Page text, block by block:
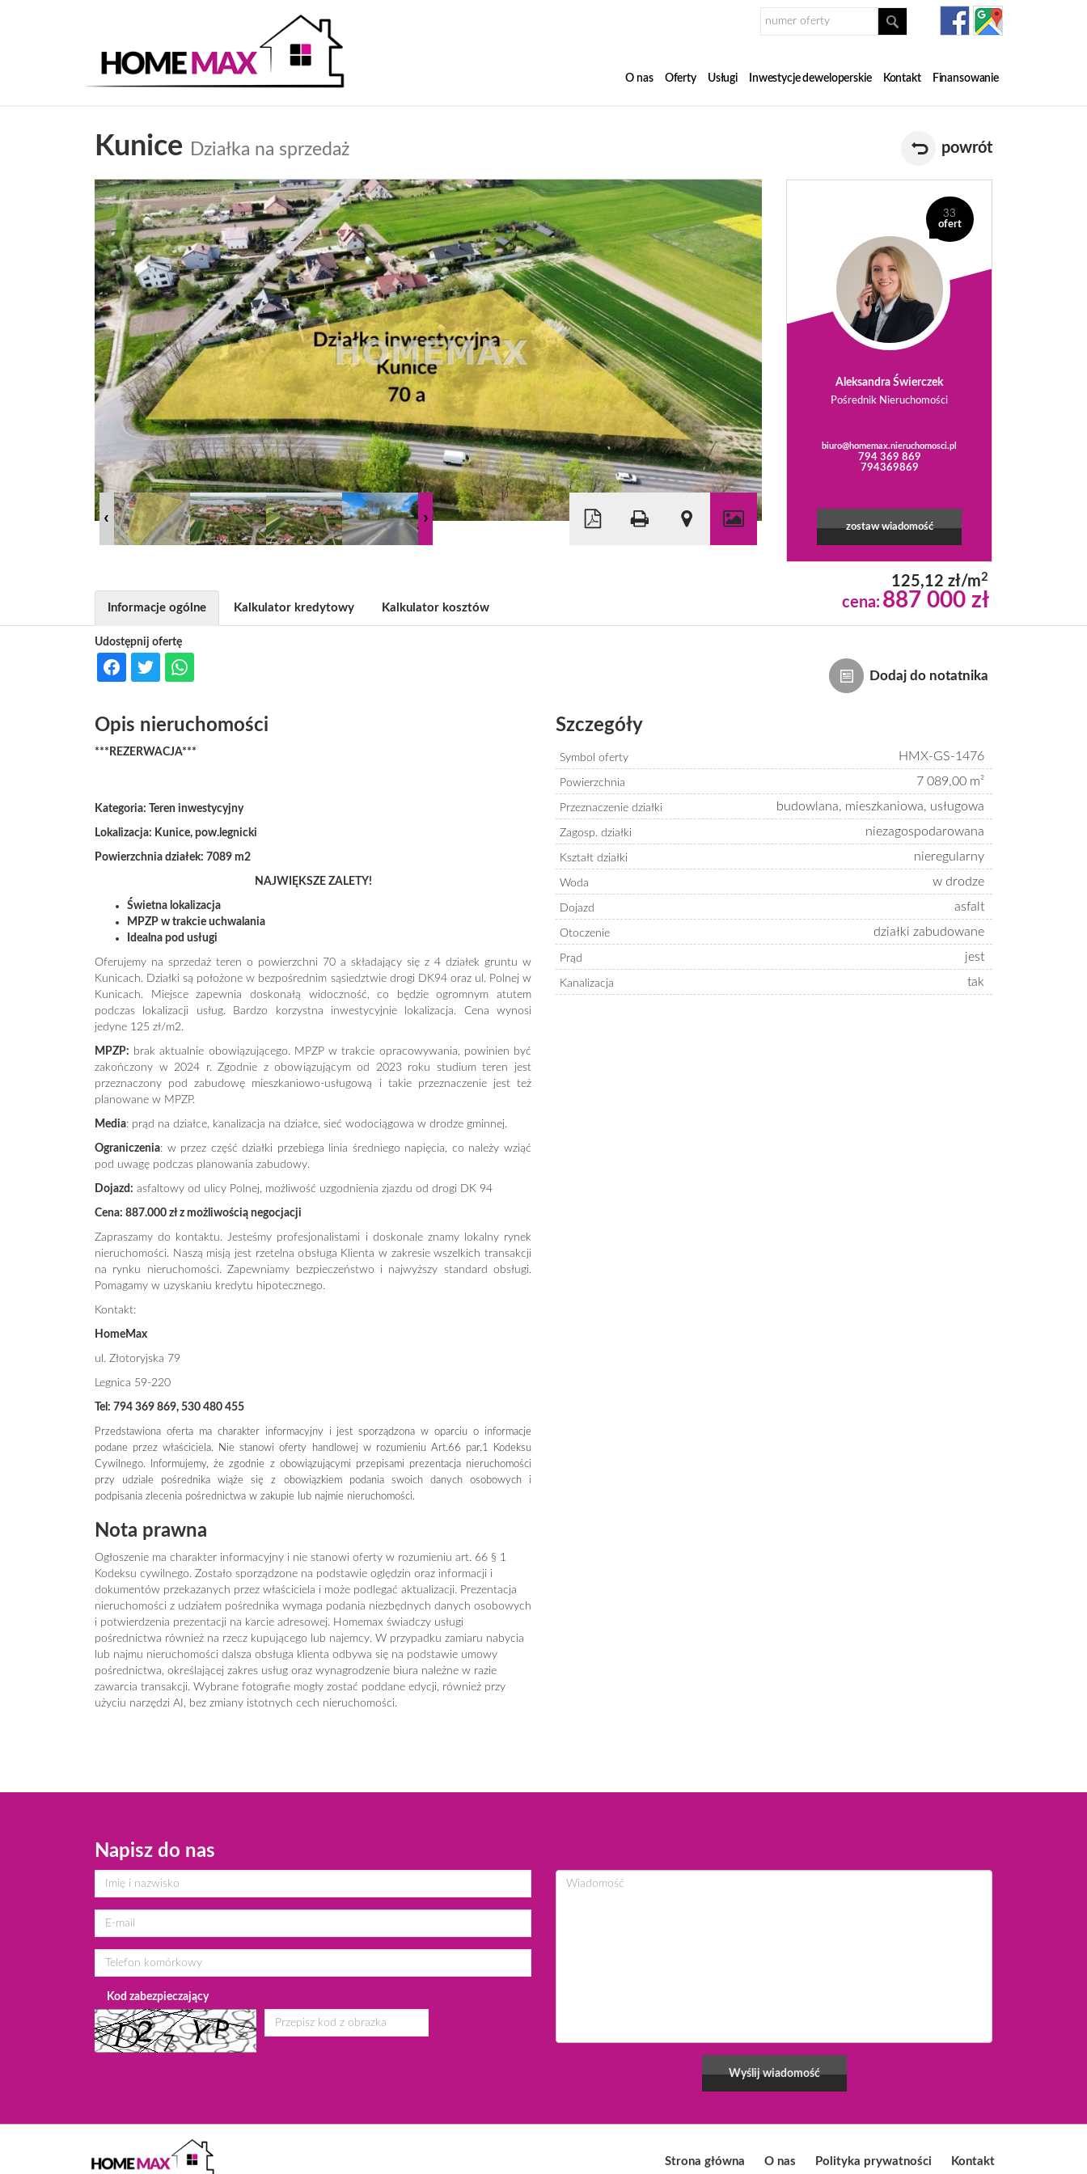
O nas Oferty Usługi Inwestycje deweloperskie Kontakt Finansowanie
Kunice Działka na sprzedaż powrót
33
ofert
Aleksandra Świerczek
Pośrednik Nieruchomości
biuro@homemax.nieruchomosci.pl
794 369 869
794369869
zostaw wiadomość
125,12 zł/m2
cena: 887 000 zł
Dodaj do notatnika
Udostępnij ofertę
Informacje ogólne Kalkulator kredytowy Kalkulator kosztów
Opis nieruchomości
***REZERWACJA***
Kategoria: Teren inwestycyjny
Lokalizacja: Kunice, pow.legnicki
Powierzchnia działek: 7089 m2
NAJWIĘKSZE ZALETY!
Świetna lokalizacja
MPZP w trakcie uchwalania
Idealna pod usługi
Oferujemy na sprzedaż teren o powierzchni 70 a składający się z 4 działek gruntu w
Kunicach. Działki są położone w bezpośrednim sąsiedztwie drogi DK94 oraz ul. Polnej w
Kunicach. Miejsce zapewnia doskonałą widoczność, co będzie ogromnym atutem
podczas lokalizacji usług. Bardzo korzystna inwestycyjnie lokalizacja. Cena wynosi
jedyne 125 zł/m2.
MPZP: brak aktualnie obowiązującego. MPZP w trakcie opracowywania, powinien być
zakończony w 2024 r. Zgodnie z obowiązującym od 2023 roku studium teren jest
przeznaczony pod zabudowę mieszkaniowo-usługową i takie przeznaczenie jest też
planowane w MPZP.
Media: prąd na działce, kanalizacja na działce, sieć wodociągowa w drodze gminnej.
Ograniczenia: w przez część działki przebiega linia średniego napięcia, co należy wziąć
pod uwagę podczas planowania zabudowy.
Dojazd: asfaltowy od ulicy Polnej, możliwość uzgodnienia zjazdu od drogi DK 94
Cena: 887.000 zł z możliwością negocjacji
Zapraszamy do kontaktu. Jesteśmy profesjonalistami i doskonale znamy lokalny rynek
nieruchomości. Naszą misją jest rzetelna obsługa Klienta w zakresie wszelkich transakcji
na rynku nieruchomości. Zapewniamy bezpieczeństwo i najwyższy standard obsługi.
Pomagamy w uzyskaniu kredytu hipotecznego.
Kontakt:
HomeMax
ul. Złotoryjska 79
Legnica 59-220
Tel: 794 369 869, 530 480 455
Przedstawiona oferta ma charakter informacyjny i jest sporządzona w oparciu o informacje
podane przez właściciela. Nie stanowi oferty handlowej w rozumieniu Art.66 par.1 Kodeksu
Cywilnego. Informujemy, że zgodnie z obowiązującymi przepisami prezentacja nieruchomości
przy udziale pośrednika wiąże się z obowiązkiem podania swoich danych osobowych i
podpisania zlecenia pośrednictwa w zakupie lub najmie nieruchomości.
Nota prawna
Ogłoszenie ma charakter informacyjny i nie stanowi oferty w rozumieniu art. 66 § 1
Kodeksu cywilnego. Zostało sporządzone na podstawie oględzin oraz informacji i
dokumentów przekazanych przez właściciela i może podlegać aktualizacji. Prezentacja
nieruchomości z udziałem pośrednika wymaga podania niezbędnych danych osobowych
i potwierdzenia prezentacji na karcie adresowej. Homemax świadczy usługi
pośrednictwa również na rzecz kupującego lub najemcy. W przypadku zamiaru nabycia
lub najmu nieruchomości dalsza obsługa klienta odbywa się na podstawie umowy
pośrednictwa, określającej zakres usług oraz wynagrodzenie biura należne w razie
zawarcia transakcji. Wybrane fotografie mogły zostać poddane edycji, również przy
użyciu narzędzi AI, bez zmiany istotnych cech nieruchomości.
Szczegóły
Symbol oferty HMX-GS-1476
Powierzchnia 7 089,00 m²
Przeznaczenie działki budowlana, mieszkaniowa, usługowa
Zagosp. działki niezagospodarowana
Kształt działki nieregularny
Woda w drodze
Dojazd asfalt
Otoczenie działki zabudowane
Prąd jest
Kanalizacja tak
Napisz do nas
Kod zabezpieczający
Strona główna O nas Polityka prywatności Kontakt